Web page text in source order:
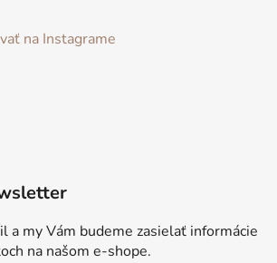
na Instagrame
a my Vám budeme zasielať informácie
na našom e-shope.